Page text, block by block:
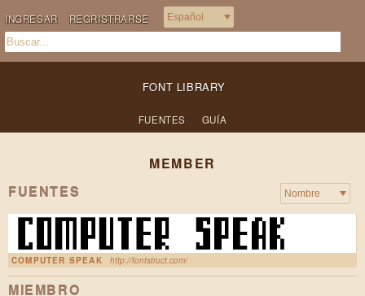
INGRESAR REGRISTRARSE
FONT LIBRARY
FUENTES GUÍA
MEMBER
FUENTES
COMPUTER SPEAK http://fontstruct.com/
MIEMBRO